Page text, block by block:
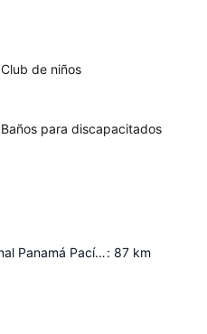
Club de niños
Baños para discapacitados
Aeropuerto Internacional Panamá Pacífico: 87 km